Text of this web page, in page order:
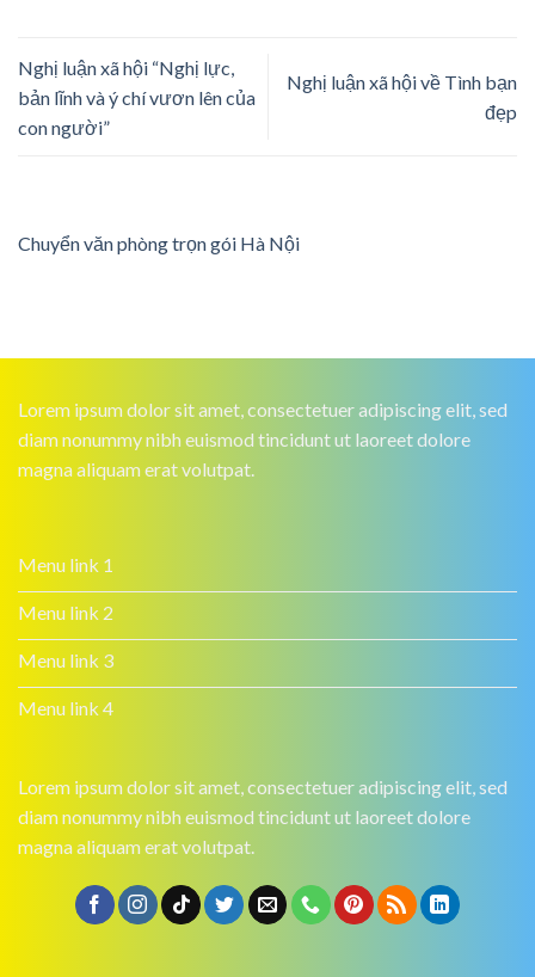
Nghị luận xã hội “Nghị lực,
bản lĩnh và ý chí vươn lên của
con người”
Nghị luận xã hội về Tình bạn
đẹp
Chuyển văn phòng trọn gói Hà Nội
Lorem ipsum dolor sit amet, consectetuer adipiscing elit, sed
diam nonummy nibh euismod tincidunt ut laoreet dolore
magna aliquam erat volutpat.
Menu link 1
Menu link 2
Menu link 3
Menu link 4
Lorem ipsum dolor sit amet, consectetuer adipiscing elit, sed
diam nonummy nibh euismod tincidunt ut laoreet dolore
magna aliquam erat volutpat.